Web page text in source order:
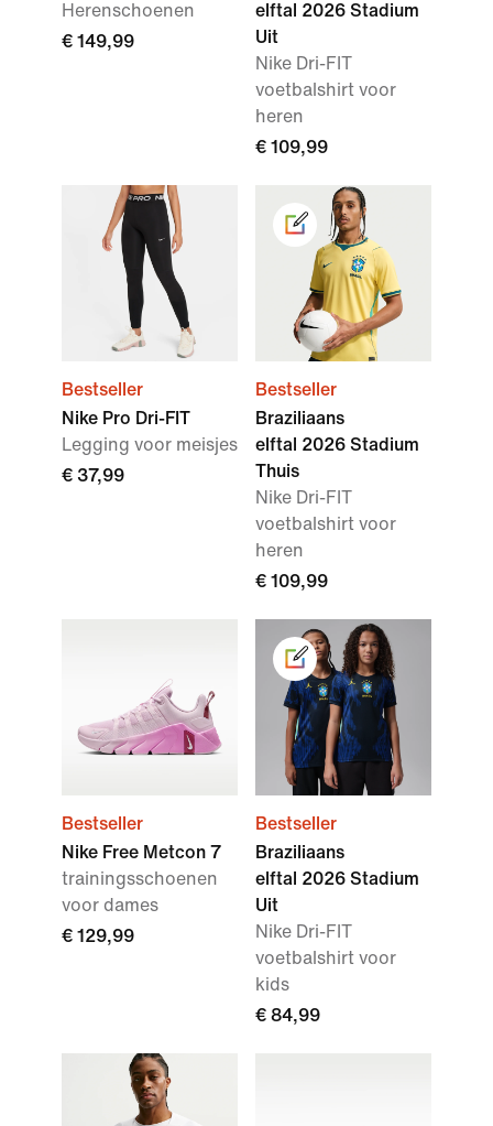
Herenschoenen
€ 149,99
elftal 2026 Stadium
Uit
Nike Dri-FIT
voetbalshirt voor
heren
€ 109,99
Bestseller
Nike Pro Dri-FIT
Legging voor meisjes
€ 37,99
Bestseller
Braziliaans
elftal 2026 Stadium
Thuis
Nike Dri-FIT
voetbalshirt voor
heren
€ 109,99
Bestseller
Nike Free Metcon 7
trainingsschoenen
voor dames
€ 129,99
Bestseller
Braziliaans
elftal 2026 Stadium
Uit
Nike Dri-FIT
voetbalshirt voor
kids
€ 84,99